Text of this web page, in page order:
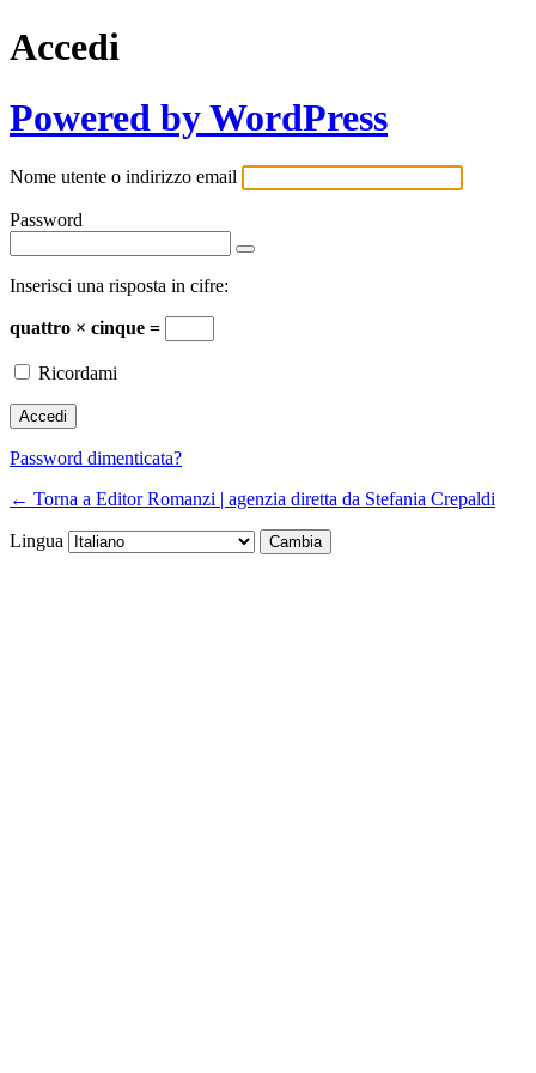
Accedi
Powered by WordPress
Nome utente o indirizzo email
Password
Inserisci una risposta in cifre:
quattro × cinque =
Ricordami
Password dimenticata?
← Torna a Editor Romanzi | agenzia diretta da Stefania Crepaldi
Lingua